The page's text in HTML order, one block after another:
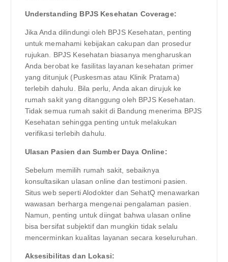
Understanding BPJS Kesehatan Coverage:
Jika Anda dilindungi oleh BPJS Kesehatan, penting
untuk memahami kebijakan cakupan dan prosedur
rujukan. BPJS Kesehatan biasanya mengharuskan
Anda berobat ke fasilitas layanan kesehatan primer
yang ditunjuk (Puskesmas atau Klinik Pratama)
terlebih dahulu. Bila perlu, Anda akan dirujuk ke
rumah sakit yang ditanggung oleh BPJS Kesehatan.
Tidak semua rumah sakit di Bandung menerima BPJS
Kesehatan sehingga penting untuk melakukan
verifikasi terlebih dahulu.
Ulasan Pasien dan Sumber Daya Online:
Sebelum memilih rumah sakit, sebaiknya
konsultasikan ulasan online dan testimoni pasien.
Situs web seperti Alodokter dan SehatQ menawarkan
wawasan berharga mengenai pengalaman pasien.
Namun, penting untuk diingat bahwa ulasan online
bisa bersifat subjektif dan mungkin tidak selalu
mencerminkan kualitas layanan secara keseluruhan.
Aksesibilitas dan Lokasi: